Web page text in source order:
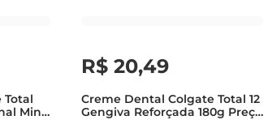
Total
Mint
R$ 20,49
Creme Dental Colgate Total 12
Gengiva Reforçada 180g Preço